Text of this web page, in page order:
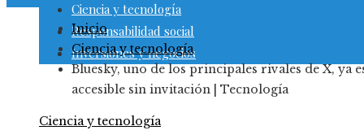
Ciencia y tecnología
Responsabilidad social
Inversiones y negocios
Inicio
Ciencia y tecnología
Bluesky, uno de los principales rivales de X, ya
accesible sin invitación | Tecnología
Ciencia y tecnología